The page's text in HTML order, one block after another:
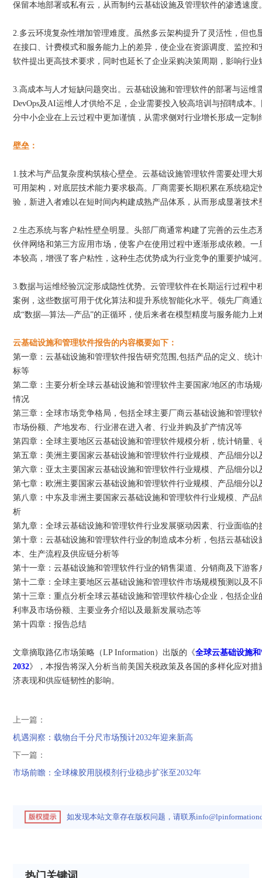
保留本地部署或私有云，从而制约云基础设施及管理软件的渗透速度
2.多云环境复杂性增加管理难度。虽然多云架构提升了灵活性，但也
在接口、计费模式和服务能力上的差异，使企业在资源调度、监控
软件提出更高技术要求，同时也延长了企业采购决策周期，影响行业
3.高成本与人才短缺问题突出。云基础设施和管理软件的部署与运维
DevOps及AI运维人才供给不足，企业需要投入较高培训与招聘成本
分中小企业在上云过程中更加谨慎，从需求侧对行业增长形成一定制
壁垒：
1.技术与产品复杂度构筑核心壁垒。云基础设施管理软件需要处理大
可用架构，对底层技术能力要求极高。厂商需要长期积累在系统稳
验，新进入者难以在短时间内构建成熟产品体系，从而形成显著技术
2.生态系统与客户粘性壁垒明显。头部厂商通常构建了完善的云生态
伙伴网络和第三方应用市场，使客户在使用过程中逐渐形成依赖。
本较高，增强了客户粘性，这种生态优势成为行业竞争的重要护城河
3.数据与运维经验沉淀形成隐性优势。云管理软件在长期运行过程中
案例，这些数据可用于优化算法和提升系统智能化水平。领先厂商
成“数据—算法—产品”的正循环，使后来者在模型精度与服务能力上
云基础设施和管理软件报告的内容概要如下：
第一章：云基础设施和管理软件报告研究范围,包括产品的定义、统
标等
第二章：主要分析全球云基础设施和管理软件主要国家/地区的市场
情况
第三章：全球市场竞争格局，包括全球主要厂商云基础设施和管理
市场份额、产地发布、行业潜在进入者、行业并购及扩产情况等
第四章：全球主要地区云基础设施和管理软件规模分析，统计销量、
第五章：美洲主要国家云基础设施和管理软件行业规模、产品细分
第六章：亚太主要国家云基础设施和管理软件行业规模、产品细分
第七章：欧洲主要国家云基础设施和管理软件行业规模、产品细分
第八章：中东及非洲主要国家云基础设施和管理软件行业规模、产
析
第九章：全球云基础设施和管理软件行业发展驱动因素、行业面临
第十章：云基础设施和管理软件行业的制造成本分析，包括云基础
本、生产流程及供应链分析等
第十一章：云基础设施和管理软件行业的销售渠道、分销商及下游客
第十二章：全球主要地区云基础设施和管理软件市场规模预测以及
第十三章：重点分析全球云基础设施和管理软件核心企业，包括企
利率及市场份额、主要业务介绍以及最新发展动态等
第十四章：报告总结
文章摘取路亿市场策略（LP Information）出版的《全球云基础设施
2032》，本报告将深入分析当前美国关税政策及各国的多样化应对
济表现和供应链韧性的影响。
上一篇：
机遇洞察：载物台千分尺市场预计2032年迎来新高
下一篇：
市场前瞻：全球橡胶用脱模剂行业稳步扩张至2032年
如发现本站文章存在版权问题，请联系
热门关键词